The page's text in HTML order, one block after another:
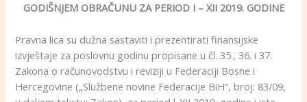
GODIŠNJEM OBRAČUNU ZA PERIOD I – XII 2019. GODINE
Pravna lica su dužna sastaviti i prezentirati finansijske
izvještaje za poslovnu godinu propisane u čl. 35., 36. i 37.
Zakona o računovodstvu i reviziji u Federaciji Bosne i
Hercegovine („Službene novine Federacije BiH“, broj: 83/09,